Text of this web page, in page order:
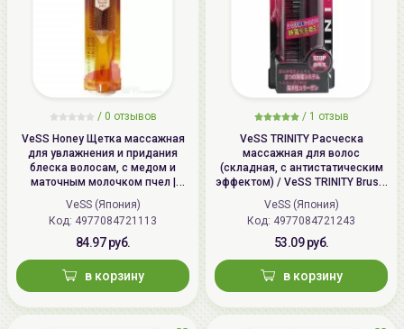
/ 0 отзывов
VeSS Honey Щетка массажная
для увлажнения и придания
блеска волосам, с медом и
маточным молочком пчел |
Honey Brush, H-1000
VeSS (Япония)
Код: 4977084721113
84.97 руб.
в корзину
/ 1 отзыв
VeSS TRINITY Расческа
массажная для волос
(складная, с антистатическим
эффектом) / VeSS TRINITY Brush,
TY-780
VeSS (Япония)
Код: 4977084721243
53.09 руб.
в корзину